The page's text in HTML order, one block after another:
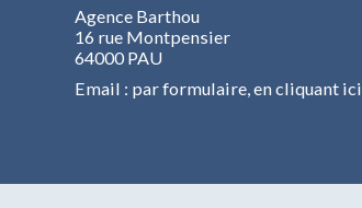
Agence Barthou
16 rue Montpensier
64000 PAU
Email : par formulaire,en cliquant ici